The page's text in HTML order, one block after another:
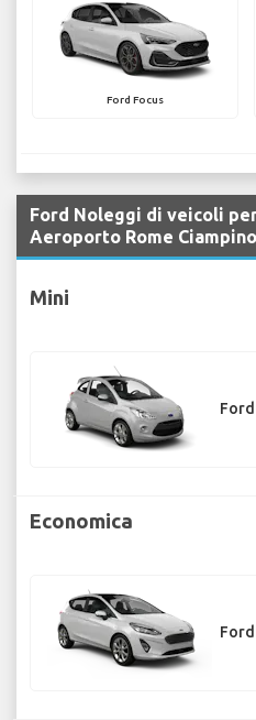
Ford Focus
Ford Noleggi di veicoli
Aeroporto Rome Ciampino
Mini
Ford
Economica